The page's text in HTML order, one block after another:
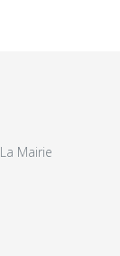
La Mairie